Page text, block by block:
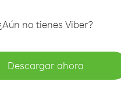
no tienes Viber?
Descargar ahora